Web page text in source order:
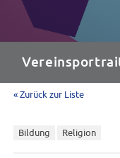
« Zurück zur Liste
Bildung Religion